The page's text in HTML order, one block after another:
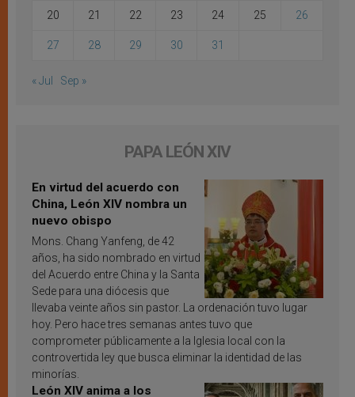
20 21 22 23 24 25 26
27 28 29 30 31
« Jul Sep »
PAPA LEÓN XIV
En virtud del acuerdo con
China, León XIV nombra un
nuevo obispo
Mons. Chang Yanfeng, de 42
años, ha sido nombrado en virtud
del Acuerdo entre China y la Santa
Sede para una diócesis que
llevaba veinte años sin pastor. La ordenación tuvo lugar
hoy. Pero hace tres semanas antes tuvo que
comprometer públicamente a la Iglesia local con la
controvertida ley que busca eliminar la identidad de las
minorías.
León XIV anima a los